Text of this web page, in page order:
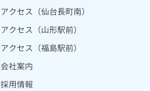
アクセス（仙台長町南）
アクセス（山形駅前）
アクセス（福島駅前）
会社案内
採用情報